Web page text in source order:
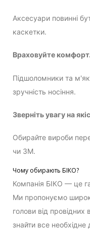
Аксесуари повинні
каскетки.
Враховуйте комфорт.
Підшоломники та
зручність носіння.
Зверніть увагу на
Обирайте вироби
чи 3M.
Чому обирають БІКО?
Компанія БІКО — це
Ми пропонуємо
голови від провідних
знайти все